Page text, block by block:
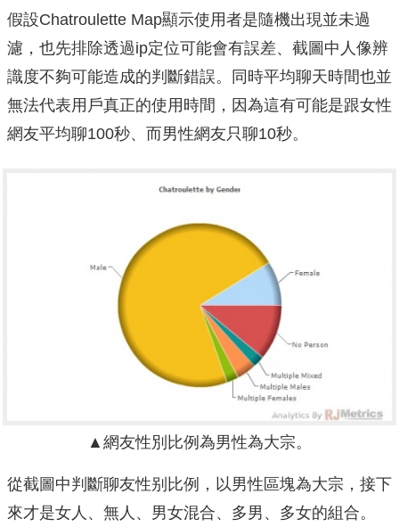
假設Chatroulette Map顯示使用者是隨機出現並未過
濾，也先排除透過ip定位可能會有誤差、截圖中人像辨
識度不夠可能造成的判斷錯誤。同時平均聊天時間也並
無法代表用戶真正的使用時間，因為這有可能是跟女性
網友平均聊100秒、而男性網友只聊10秒。
▲網友性別比例為男性為大宗。
從截圖中判斷聊友性别比例，以男性區塊為大宗，接下
來才是女人、無人、男女混合、多男、多女的組合。